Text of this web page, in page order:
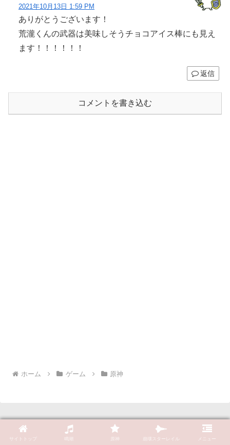
2021年10月13日 1:59 PM
ありがとうございます！
荒瀧くんの武器は美味しそうチョコアイス棒にも見え
ます！！！！！！
返信
コメントを書き込む
ホーム ゲーム 原神
サイトトップ 原神 崩壊スターレイル メニュー